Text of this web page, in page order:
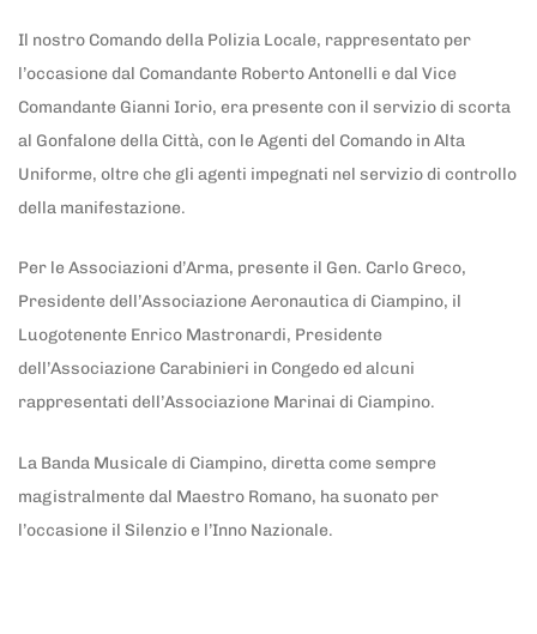
Il nostro Comando della Polizia Locale, rappresentato per
l’occasione dal Comandante Roberto Antonelli e dal Vice
Comandante Gianni Iorio, era presente con il servizio di scorta
al Gonfalone della Città, con le Agenti del Comando in Alta
Uniforme, oltre che gli agenti impegnati nel servizio di controllo
della manifestazione.
Per le Associazioni d’Arma, presente il Gen. Carlo Greco,
Presidente dell’Associazione Aeronautica di Ciampino, il
Luogotenente Enrico Mastronardi, Presidente
dell’Associazione Carabinieri in Congedo ed alcuni
rappresentati dell’Associazione Marinai di Ciampino.
La Banda Musicale di Ciampino, diretta come sempre
magistralmente dal Maestro Romano, ha suonato per
l’occasione il Silenzio e l’Inno Nazionale.